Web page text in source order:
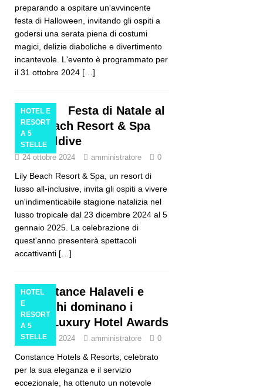
preparando a ospitare un'avvincente
festa di Halloween, invitando gli ospiti a
godersi una serata piena di costumi
magici, delizie diaboliche e divertimento
incantevole. L'evento è programmato per
il 31 ottobre 2024 […]
HOTEL E
RESORT
A 5
STELLE
Festa di Natale al
Lily Beach Resort & Spa
alle Maldive
24 ottobre 2024 amministratore 0
Lily Beach Resort & Spa, un resort di
lusso all-inclusive, invita gli ospiti a vivere
un'indimenticabile stagione natalizia nel
lusso tropicale dal 23 dicembre 2024 al 5
gennaio 2025. La celebrazione di
quest'anno presenterà spettacoli
accattivanti […]
HOTEL
E
RESORT
A 5
STELLE
Constance Halaveli e
Moofushi dominano i
World Luxury Hotel Awards
23 ottobre 2024 amministratore 0
Constance Hotels & Resorts, celebrato
per la sua eleganza e il servizio
eccezionale, ha ottenuto un notevole